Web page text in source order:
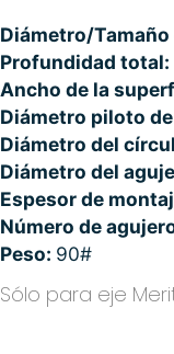
Diámetro/
Profundidad total:
Ancho de la
Diámetro piloto
Diámetro del
Diámetro del
Espesor de
Número de
Peso: 90#
Sólo para eje